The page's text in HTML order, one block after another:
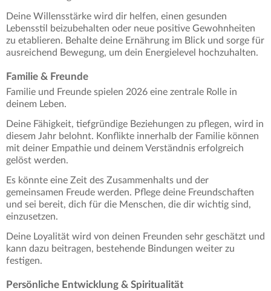
Deine Willensstärke wird dir helfen, einen gesunden
Lebensstil beizubehalten oder neue positive Gewohnheiten
zu etablieren. Behalte deine Ernährung im Blick und sorge für
ausreichend Bewegung, um dein Energielevel hochzuhalten.
Familie & Freunde
Familie und Freunde spielen 2026 eine zentrale Rolle in
deinem Leben.
Deine Fähigkeit, tiefgründige Beziehungen zu pflegen, wird in
diesem Jahr belohnt. Konflikte innerhalb der Familie können
mit deiner Empathie und deinem Verständnis erfolgreich
gelöst werden.
Es könnte eine Zeit des Zusammenhalts und der
gemeinsamen Freude werden. Pflege deine Freundschaften
und sei bereit, dich für die Menschen, die dir wichtig sind,
einzusetzen.
Deine Loyalität wird von deinen Freunden sehr geschätzt und
kann dazu beitragen, bestehende Bindungen weiter zu
festigen.
Persönliche Entwicklung & Spiritualität